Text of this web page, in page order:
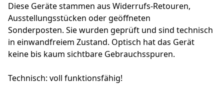
Diese Geräte stammen aus Widerrufs-Retouren,
Ausstellungsstücken oder geöffneten
Sonderposten. Sie wurden geprüft und sind technisch
in einwandfreiem Zustand. Optisch hat das Gerät
keine bis kaum sichtbare Gebrauchsspuren.
Technisch: voll funktionsfähig!